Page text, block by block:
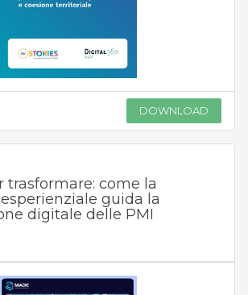
DOWNLOAD
trasformare: come la
guida la
digitale delle PMI